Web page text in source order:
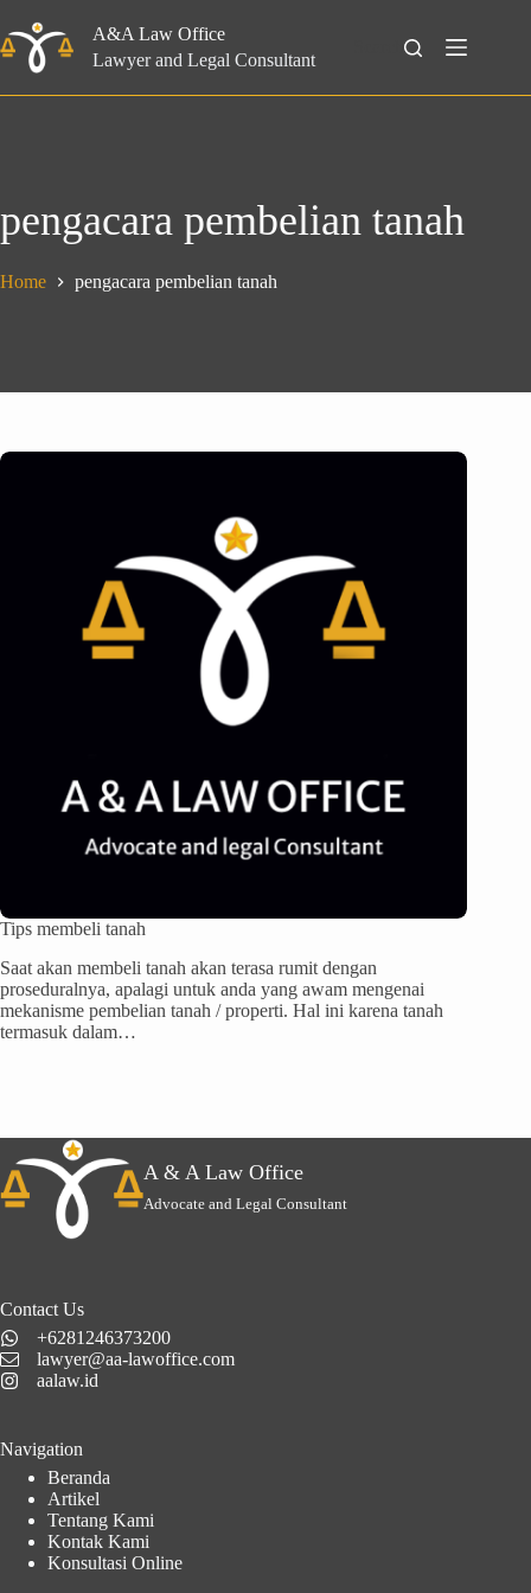
to
content
A&A Law Office
Lawyer and Legal Consultant
Search
pengacara pembelian tanah
Home pengacara pembelian tanah
Tips membeli tanah
Saat akan membeli tanah akan terasa rumit dengan
proseduralnya, apalagi untuk anda yang awam mengenai
mekanisme pembelian tanah / properti. Hal ini karena tanah
termasuk dalam…
A & A Law Office
Advocate and Legal Consultant
Contact Us
+6281246373200
lawyer@aa-lawoffice.com
aalaw.id
Navigation
Beranda
Artikel
Tentang Kami
Kontak Kami
Konsultasi Online